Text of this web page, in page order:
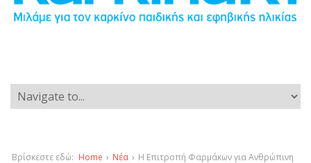
Βρίσκεστε εδώ: Home › Νέα › Η Επιτροπή Φαρμάκων για Ανθρώπινη